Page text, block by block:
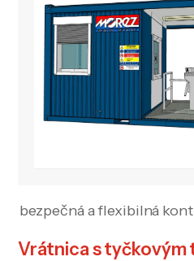
bezpečná a flexibilná
Vrátnica s